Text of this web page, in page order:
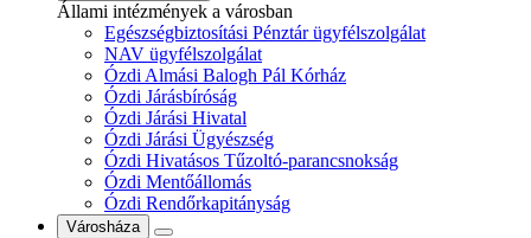
Állami intézmények a városban
Egészségbiztosítási Pénztár ügyfélszolgálat
NAV ügyfélszolgálat
Ózdi Almási Balogh Pál Kórház
Ózdi Járásbíróság
Ózdi Járási Hivatal
Ózdi Járási Ügyészség
Ózdi Hivatásos Tűzoltó-parancsnokság
Ózdi Mentőállomás
Ózdi Rendőrkapitányság
Városháza